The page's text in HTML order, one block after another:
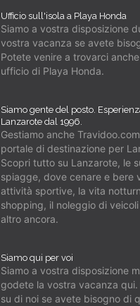
Ufficio sull'isola a Playa Honda
Siamo a vostra disposizione
vostra vacanza se avete
Potete venire a trovarci
ufficio di Playa Honda.
Siamo gente del posto.
Lanzarote dal 1996.
Gestiamo anche
portale di destinazione per
Scopri tutto su Lanzarote, le
spiagge, dove cenare e bere
attività sportive, la vita
shopping, il noleggio di
altro ancora.
Siamo qui per voi
Siamo a vostra disposizione
godete la vostra vacanza
su di noi se avete bisogno di